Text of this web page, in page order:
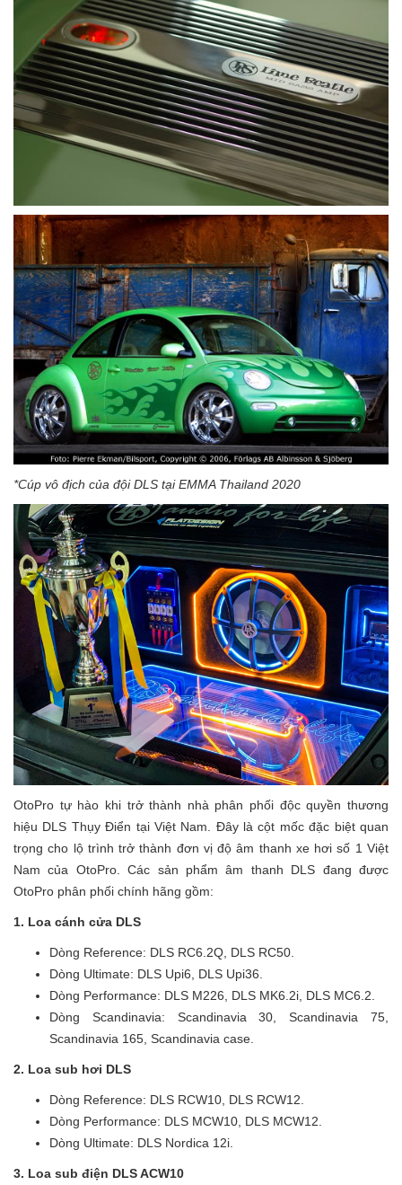
*Cúp vô địch của đội DLS tại EMMA Thailand 2020
OtoPro tự hào khi trở thành nhà phân phối độc quyền thương
hiệu DLS Thụy Điển tại Việt Nam. Đây là cột mốc đặc biệt quan
trọng cho lộ trình trở thành đơn vị độ âm thanh xe hơi số 1 Việt
Nam của OtoPro. Các sản phẩm âm thanh DLS đang được
OtoPro phân phối chính hãng gồm:
1. Loa cánh cửa DLS
Dòng Reference: DLS RC6.2Q, DLS RC50.
Dòng Ultimate: DLS Upi6, DLS Upi36.
Dòng Performance: DLS M226, DLS MK6.2i, DLS MC6.2.
Dòng Scandinavia: Scandinavia 30, Scandinavia 75,
Scandinavia 165, Scandinavia case.
2. Loa sub hơi DLS
Dòng Reference: DLS RCW10, DLS RCW12.
Dòng Performance: DLS MCW10, DLS MCW12.
Dòng Ultimate: DLS Nordica 12i.
3. Loa sub điện DLS ACW10